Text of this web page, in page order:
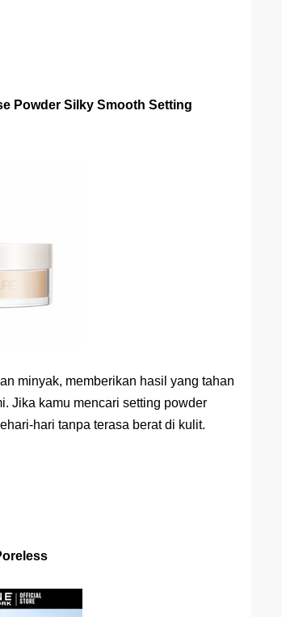
Powder Silky Smooth Setting
minyak, memberikan hasil yang tahan
Jika kamu mencari setting powder
hari tanpa terasa berat di kulit.